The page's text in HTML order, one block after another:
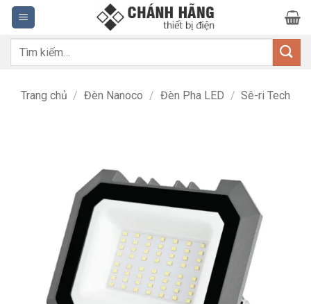
Bỏ
qua
nội
dung
Tìm
Trang chủ / Đèn Nanoco / Đèn Pha LED / Sê-ri Tech